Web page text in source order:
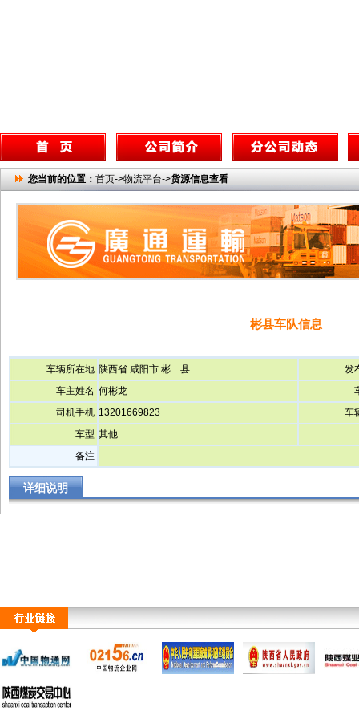
您当前的位置： 首页->物流平台->货源信息查看
彬县车队信息
车辆所在地 陕西省.咸阳市.彬 县
发
车主姓名 何彬龙
司机手机 13201669823
车
车型 其他
备注
详细说明